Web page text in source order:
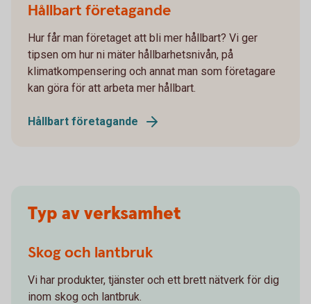
Hållbart företagande
Hur får man företaget att bli mer hållbart? Vi ger
tipsen om hur ni mäter hållbarhetsnivån, på
klimatkompensering och annat man som företagare
kan göra för att arbeta mer hållbart.
Hållbart företagande
Typ av verksamhet
Skog och lantbruk
Vi har produkter, tjänster och ett brett nätverk för dig
inom skog och lantbruk.